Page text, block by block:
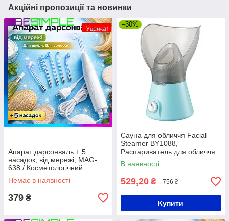
Акційні пропозиції та новинки
Апарат дарсонваль + 5
насадок, від мережі, MAG-
638 / Косметологічний
дарсонваль / Дарсонваль для
волосся
Немає в наявності
379 ₴
–30%
Сауна для обличчя Facial
Steamer BY1088,
Распариватель для обличчя
В наявності
529,20 ₴ 756 ₴
Купити